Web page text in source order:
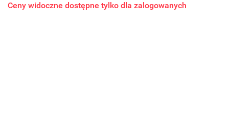
Ceny widoczne dostępne tylko dla zalogowanych